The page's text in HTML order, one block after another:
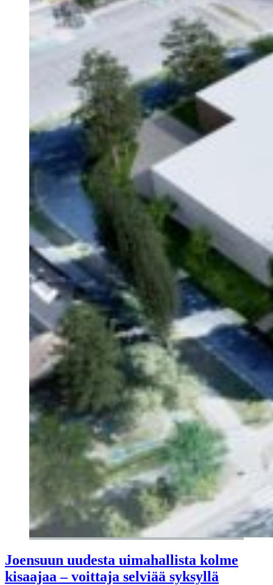
Joensuun uudesta uimahallista kolme
kisaajaa – voittaja selviää syksyllä